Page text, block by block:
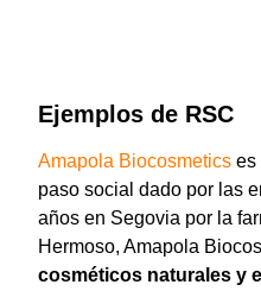
Ejemplos de RSC
Amapola Biocosmetics es
paso social dado por las
años en Segovia por la
Hermoso, Amapola
cosméticos naturales y